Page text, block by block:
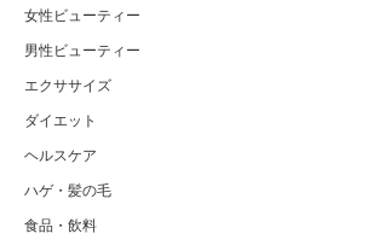
女性ビューティー
男性ビューティー
エクササイズ
ダイエット
ヘルスケア
ハゲ・髪の毛
食品・飲料